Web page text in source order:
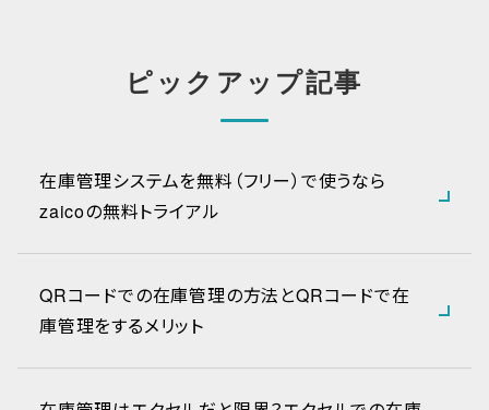
ピックアップ記事
在庫管理システムを無料（フリー）で使うなら
zaicoの無料トライアル
QRコードでの在庫管理の方法とQRコードで在
庫管理をするメリット